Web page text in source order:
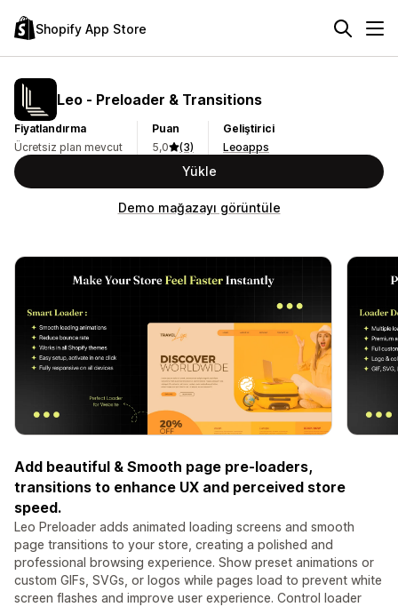
Shopify App Store
Leo ‑ Preloader & Transitions
Fiyatlandırma
Ücretsiz plan mevcut
Puan
5,0
(3)
Geliştirici
Leoapps
Yükle
Demo mağazayı görüntüle
Add beautiful & Smooth page pre-loaders,
transitions to enhance UX and perceived store
speed.
Leo Preloader adds animated loading screens and smooth
page transitions to your store, creating a polished and
professional browsing experience. Show preset animations or
custom GIFs, SVGs, or logos while pages load to prevent white
screen flashes and improve user experience. Control loader